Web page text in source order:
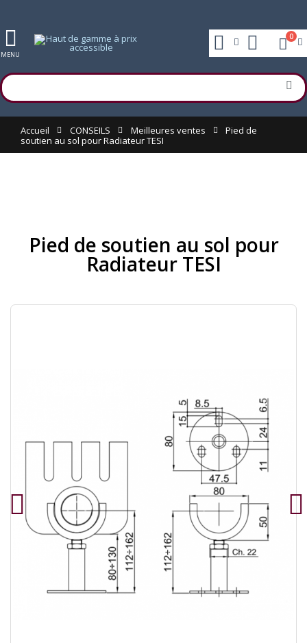
MENU
0
Accueil CONSEILS Meilleures ventes
Pied de
soutien au sol pour Radiateur TESI
Pied de soutien au sol pour
Radiateur TESI